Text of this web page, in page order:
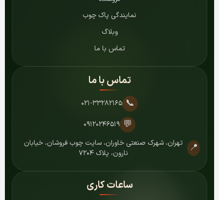
نمایندگی پاک چوب
وبلاگ
تماس با ما
تماس با ما
📞 ۰۲۱-۳۳۲۸۲۱۶۵
💬 ۰۹۱۲۰۲۴۶۵۱۹
📍
تهران، شهرک صنعتی خاوران، سایت چوب فروشان، خیابان
نارون، پلاک ۷۲۰۴
ساعات کاری